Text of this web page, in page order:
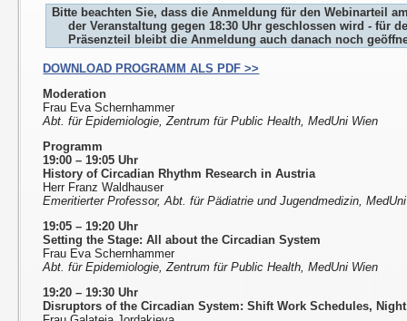
Bitte beachten Sie, dass die Anmeldung für den Webinarteil
der Veranstaltung gegen 18:30 Uhr geschlossen wird - für
Präsenzteil bleibt die Anmeldung auch danach noch
DOWNLOAD PROGRAMM ALS PDF >>
Moderation
Frau Eva Schernhammer
Abt. für Epidemiologie, Zentrum für Public Health, MedUni Wien
Programm
19:00 – 19:05 Uhr
History of Circadian Rhythm Research in Austria
Herr Franz Waldhauser
Emeritierter Professor, Abt. für Pädiatrie und Jugendmedizin,
19:05 – 19:20 Uhr
Setting the Stage: All about the Circadian System
Frau Eva Schernhammer
Abt. für Epidemiologie, Zentrum für Public Health, MedUni Wien
19:20 – 19:30 Uhr
Disruptors of the Circadian System: Shift Work Schedules,